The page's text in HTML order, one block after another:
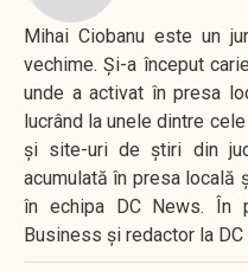
Mihai Ciobanu este un
vechime. Şi-a început
unde a activat în presa
lucrând la unele dintre
şi site-uri de ştiri din
acumulată în presa locală
în echipa DC News. În
Business şi redactor la DC